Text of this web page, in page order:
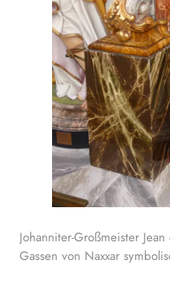
Johanniter-Großmeister
Gassen von Naxxar